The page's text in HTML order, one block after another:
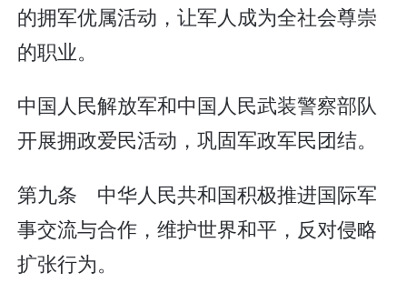
的拥军优属活动，让军人成为全社会尊崇
的职业。
中国人民解放军和中国人民武装警察部队
开展拥政爱民活动，巩固军政军民团结。
第九条 中华人民共和国积极推进国际军
事交流与合作，维护世界和平，反对侵略
扩张行为。